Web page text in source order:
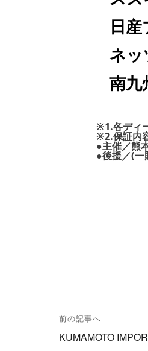
日
ネッ
南九
※1.各ディ
※2.保証内
●主催／熊
●後援／(一
稿
前の記事へ
過
KUMAMOTO